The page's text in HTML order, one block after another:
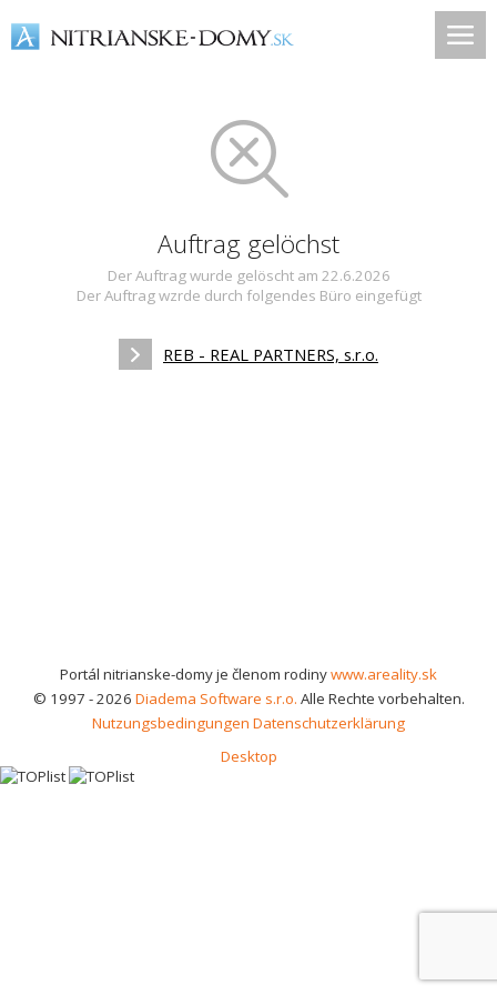
Auftrag gelöchst
Der Auftrag wurde gelöscht am 22.6.2026
Der Auftrag wzrde durch folgendes Büro eingefügt
REB - REAL PARTNERS, s.r.o.
Portál nitrianske-domy je členom rodinywww.areality.sk
© 1997 - 2026 Diadema Software s.r.o. Alle Rechte vorbehalten.
Nutzungsbedingungen Datenschutzerklärung
Desktop